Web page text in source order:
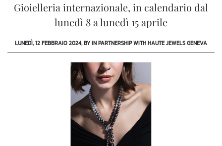
Gioielleria internazionale, in calendario dal
lunedì 8 a lunedì 15 aprile
LUNEDÌ, 12 FEBBRAIO 2024, BY IN PARTNERSHIP WITH HAUTE JEWELS GENEVA